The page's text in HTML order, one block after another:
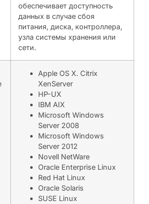
обеспечивает доступность
данных в случае сбоя
питания, диска, контроллера,
узла системы хранения или
сети.
Apple OS X. Citrix
XenServer
HP-UX
IBM AIX
Microsoft Windows
Server 2008
Microsoft Windows
Server 2012
Novell NetWare
Oracle Enterprise Linux
Red Hat Linux
Oracle Solaris
SUSE Linux